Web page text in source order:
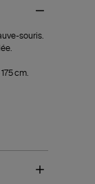
souris.
cm.